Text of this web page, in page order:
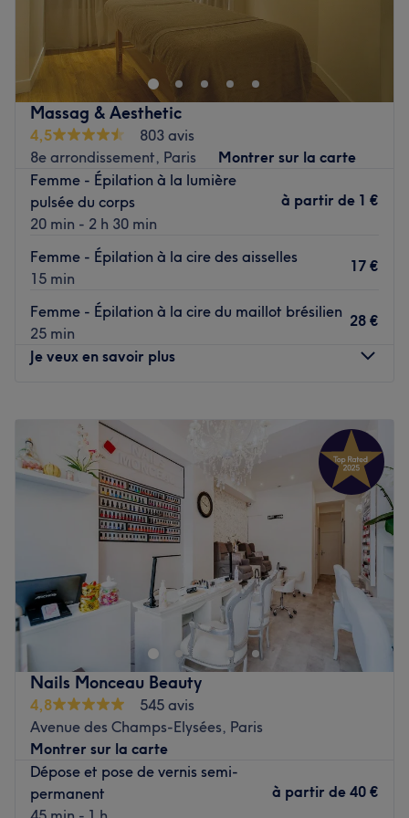
Bienvenue chez Institut Nouche Paris, un superbe salon de
beauté et de coiffure situé dans le 8ᵉ arrondissement de
Paris, sur la célèbre avenue des Champs Élysées. Profitez
d'une parenthèse beauté et laissez-vous vous faire
chouchouter le temps d'un instant avec des prestations à
la qualité indéniable.
Transports publics les plus proches :
Tout près du métro George V.
L’équipe :
qui propose des prestations de très grande qualité.
L’atmosphère : Découvrez ' un appartement privé, à la
décoration chic, mais conviviale.
Les spécialités de l’établissement : Coiffure, manucure et
Voir le salon
Massag & Aesthetic
4,5
803 avis
8e arrondissement, Paris
Montrer sur la carte
Femme - Épilation à la lumière
pulsée du corps
20 min - 2 h 30 min
à partir de 1 €
Femme - Épilation à la cire des aisselles
15 min
17 €
Femme - Épilation à la cire du maillot brésilien
25 min
28 €
Je veux en savoir plus
Mardi
20:00
Mercredi
20:00
Jeudi
–20:00
Vendredi
20:00
10:30
20:00
Dimanche
Massäg & Aesthetic est un institut de beauté situé dans le
8ᵉ arrondissement de Paris, dans le quartier des Champs-
Élysées. Profitez d’un large éventail de massages et de
soins du corps, véritables voyages de détente qui vous
mènent aux quatre coins du monde pour un vrai moment
de bien-être.
Transports publics les plus proches :
À proximité de la station de métro Saint-Philippe-du-
Roule.
Nails Monceau Beauty
4,8
545 avis
Avenue des Champs-Elysées, Paris
Montrer sur la carte
Dépose et pose de vernis semi-
permanent
à partir de 40 €